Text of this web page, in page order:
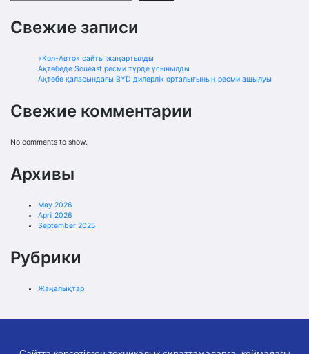
Свежие записи
«Кол-Авто» сайты жаңартылды
Ақтөбеде Soueast ресми түрде ұсынылды
Ақтөбе қаласындағы BYD дилерлік орталығының ресми ашылуы
Свежие комментарии
No comments to show.
Архивы
May 2026
April 2026
September 2025
Рубрики
Жаңалықтар